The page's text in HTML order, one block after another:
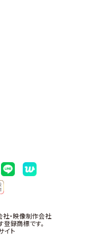
社・映像制作会社
録商標です。
イト